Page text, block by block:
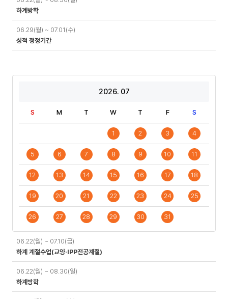
하계방학
06.29(월) ~ 07.01(수)
성적 정정기간
2026. 07
S M T W T F S
1 2 3 4
5 6 7 8 9 10 11
12 13 14 15 16 17 18
19 20 21 22 23 24 25
26 27 28 29 30 31
06.22(월) ~ 07.10(금)
하계 계절수업(교양·IPP전공계절)
06.22(월) ~ 08.30(일)
하계방학